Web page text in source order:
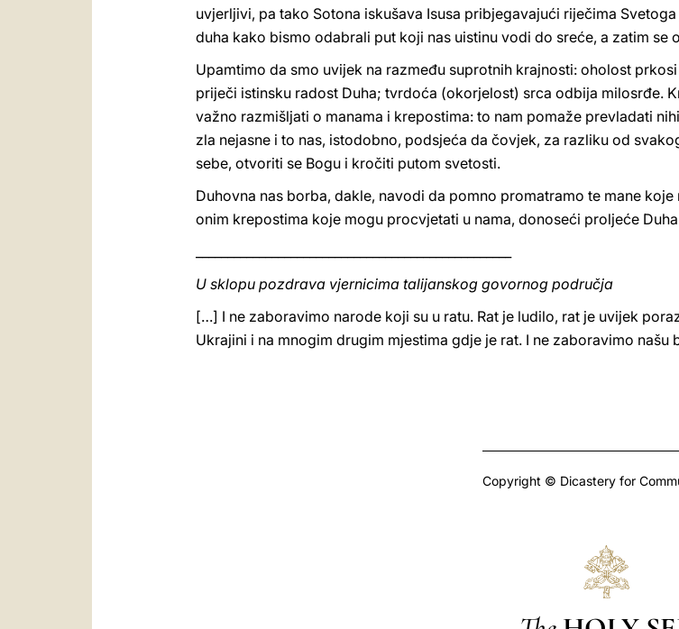
uvjerljivi, pa tako Sotona iskušava Isusa pribjegavajući riječima
duha kako bismo odabrali put koji nas uistinu vodi do sreće, a zatim se
Upamtimo da smo uvijek na razmeđu suprotnih krajnosti: oholost
priječi istinsku radost Duha; tvrdoća (okorjelost) srca odbija milosrđe.
važno razmišljati o manama i krepostima: to nam pomaže prevladati
zla nejasne i to nas, istodobno, podsjeća da čovjek, za razliku od
sebe, otvoriti se Bogu i kročiti putom svetosti.
Duhovna nas borba, dakle, navodi da pomno promatramo te mane
onim krepostima koje mogu procvjetati u nama, donoseći proljeće
U sklopu pozdrava vjernicima talijanskog govornog područja
[…] I ne zaboravimo narode koji su u ratu. Rat je ludilo, rat je uvijek
Ukrajini i na mnogim drugim mjestima gdje je rat. I ne zaboravimo našu
Copyright © Dicastery for